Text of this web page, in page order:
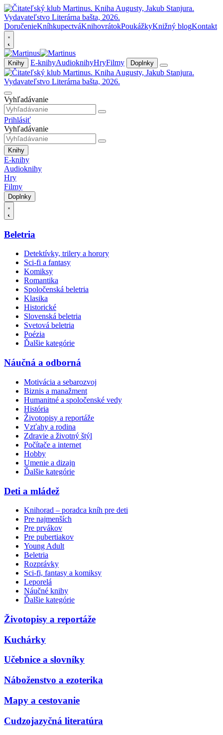
DoručenieKníhkupectváKnihovrátokPoukážkyKnižný blogKontakt
Knihy E-knihyAudioknihyHryFilmy Doplnky
Vyhľadávanie
Prihlásiť
Vyhľadávanie
Knihy
E-knihy
Audioknihy
Hry
Filmy
Doplnky
Beletria
Detektívky, trilery a horory
Sci-fi a fantasy
Komiksy
Romantika
Spoločenská beletria
Klasika
Historické
Slovenská beletria
Svetová beletria
Poézia
Ďalšie kategórie
Náučná a odborná
Motivácia a sebarozvoj
Biznis a manažment
Humanitné a spoločenské vedy
História
Životopisy a reportáže
Vzťahy a rodina
Zdravie a životný štýl
Počítače a internet
Hobby
Umenie a dizajn
Ďalšie kategórie
Deti a mládež
Knihorad – poradca kníh pre deti
Pre najmenších
Pre prvákov
Pre pubertiakov
Young Adult
Beletria
Rozprávky
Sci-fi, fantasy a komiksy
Leporelá
Náučné knihy
Ďalšie kategórie
Životopisy a reportáže
Kuchárky
Učebnice a slovníky
Náboženstvo a ezoterika
Mapy a cestovanie
Cudzojazyčná literatúra